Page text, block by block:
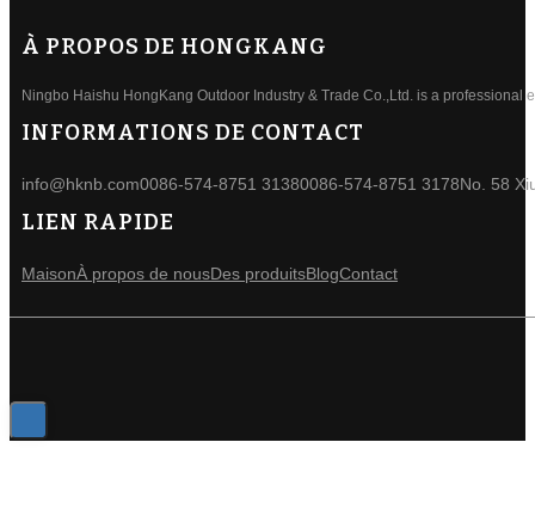
À PROPOS DE HONGKANG
Ningbo Haishu HongKang Outdoor Industry & Trade Co.,Ltd. is a professional
INFORMATIONS DE CONTACT
info@hknb.com0086-574-8751 31380086-574-8751 3178No. 58
LIEN RAPIDE
MaisonÀ propos de nousDes produitsBlogContact